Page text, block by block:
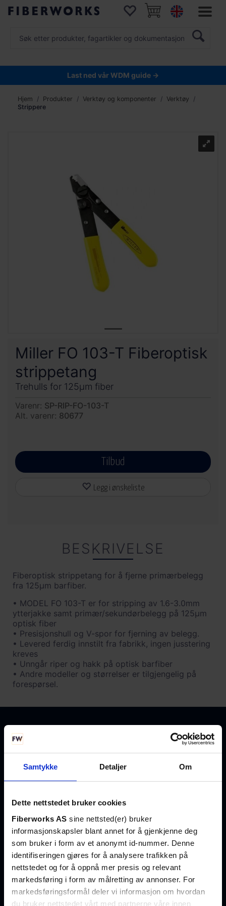
Samtykke Detaljer Om
Dette nettstedet bruker cookies
Fiberworks AS sine nettsted(er) bruker
informasjonskapsler blant annet for å gjenkjenne deg
som bruker i form av et anonymt id-nummer. Denne
identifiseringen gjøres for å analysere trafikken på
nettstedet og for å oppnå mer presis og relevant
markedsføring i form av målretting av annonser. For
markedsføringsformål deler vi informasjon om hvordan
du bruker nettstedet vårt med partnerne våre innen
Last ned vår WDM guide →
Hjem Produkter Verktøy og komponenter
Verktøy
Strippere
Miller FO 103-T Fiberoptisk
strippetang
Trehulls for 125µm fiber
Varenr: SP-RIP-FO-103-T
Alt. varenr: 80677
Tilbud
Legg i ønskeliste
BESKRIVELSE
Fiberoptisk strippetang for å fjerne primærbelegg
fra 125µm barfiber.
• MODEL FO 103-T er for stripping av 1.6-3.0mm
ytterjakke samt primær/sekundørbelegg på 125µm
optisk fiber
• Presisjonshull og V-spor for fjerning av belegg.
• Levered ferdig innstilt fra fabrikk, ingen jusstering
kreves
• Unngår riper og hakk på optisk barfiber
• Andre modeller og størrelser er tilgjengelig på
forespørsel.
+47 23 03 53 30
salg@fiberworks.no
Eikenga 11
0579 Oslo
Åpent alle hverdager
07:00 – 16:00
Hold deg oppdatert på fremtidens nettverksløsninger